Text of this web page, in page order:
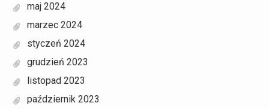
maj 2024
marzec 2024
styczeń 2024
grudzień 2023
listopad 2023
październik 2023